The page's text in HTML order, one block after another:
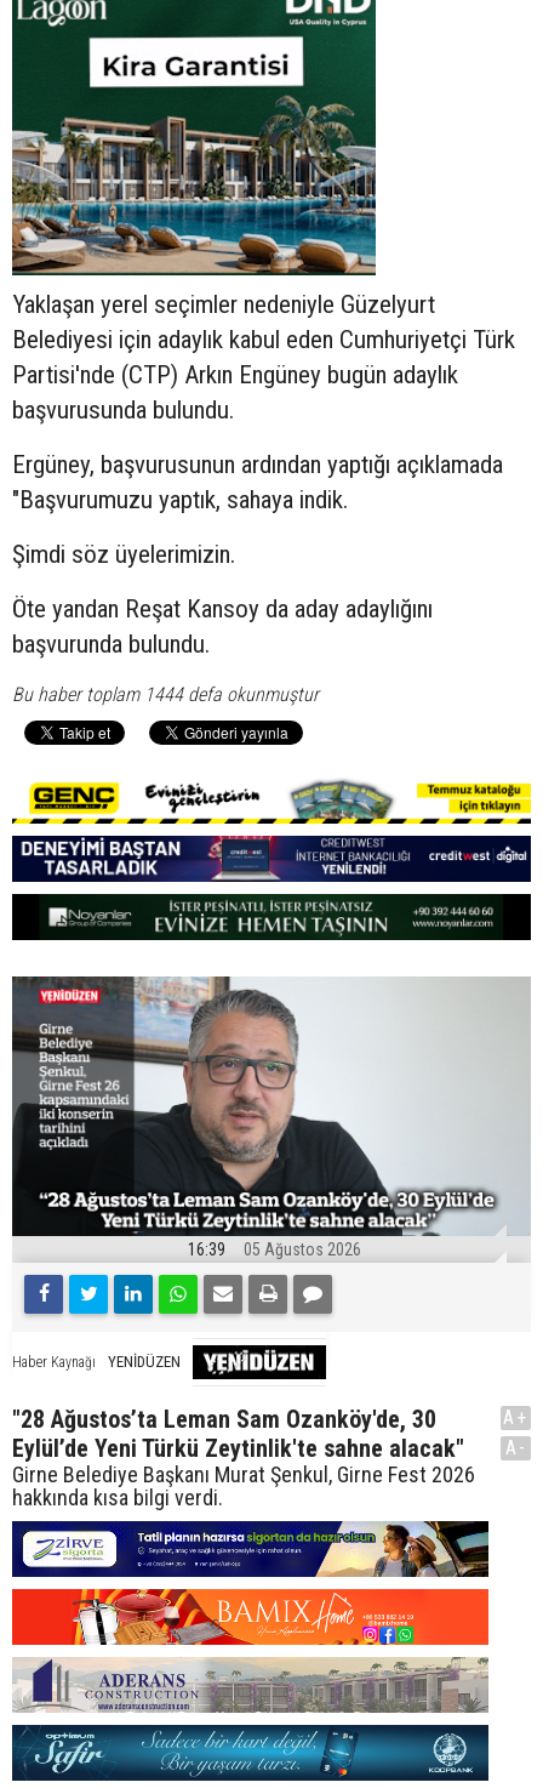
Yaklaşan yerel seçimler nedeniyle Güzelyurt
Belediyesi için adaylık kabul eden Cumhuriyetçi Türk
Partisi'nde (CTP) Arkın Engüney bugün adaylık
başvurusunda bulundu.
Ergüney, başvurusunun ardından yaptığı açıklamada
"Başvurumuzu yaptık, sahaya indik.
Şimdi söz üyelerimizin.
Öte yandan Reşat Kansoy da aday adaylığını
başvurunda bulundu.
Bu haber toplam 1444 defa okunmuştur
16:39 05 Ağustos 2026
Haber Kaynağı YENİDÜZEN
"28 Ağustos’ta Leman Sam Ozanköy'de, 30
Eylül’de Yeni Türkü Zeytinlik'te sahne alacak"
Girne Belediye Başkanı Murat Şenkul, Girne Fest 2026
hakkında kısa bilgi verdi.
A+
A-